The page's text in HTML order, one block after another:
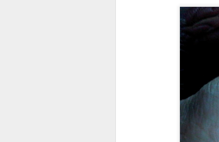
about the 3 Foundations You
Should Try Right Now so that you
will have the best options in your
hand and decide accordingly.